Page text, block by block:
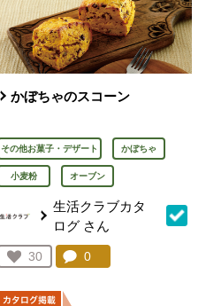
かぼちゃのスコーン
その他お菓子・デザート かぼちゃ
小麦粉 オーブン
生活クラブカタ
ログ さん
お気に入り登録：
30
人が登録
コメント：
0